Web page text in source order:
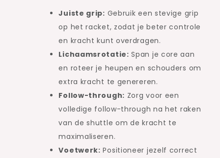
Juiste grip: Gebruik een stevige grip
op het racket, zodat je beter controle
en kracht kunt overdragen.
Lichaamsrotatie: Span je core aan
en roteer je heupen en schouders om
extra kracht te genereren.
Follow-through: Zorg voor een
volledige follow-through na het raken
van de shuttle om de kracht te
maximaliseren.
Voetwerk: Positioneer jezelf correct